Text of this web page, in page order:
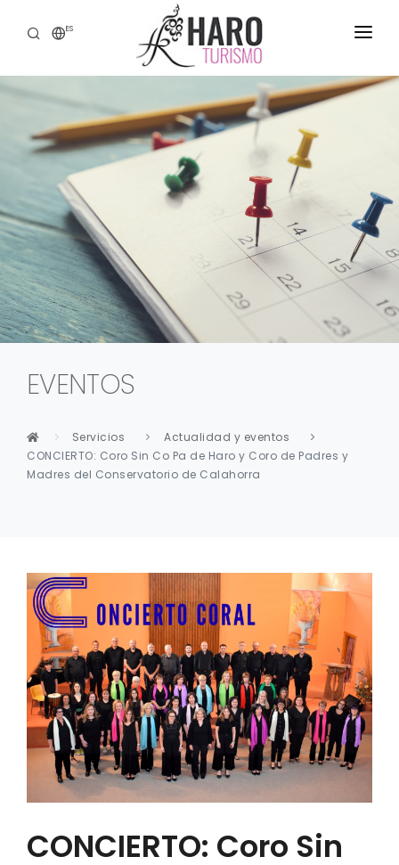
ES
DESCUBRE HARO
SERVICIOS
PATRIMONIO
ENOTURISMO
GASTRONOMÍA
EXPERIENCIAS
CONTACTO
EVENTOS
Servicios
Actualidad y eventos
CONCIERTO: Coro Sin Co Pa de Haro y Coro de Padres y
Madres del Conservatorio de Calahorra
CONCIERTO: Coro Sin